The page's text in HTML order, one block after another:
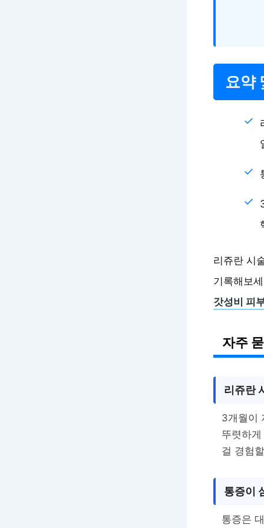
요약
리쥬란 시
기록해보
갓성비 피
자주
리쥬란
3개월이
뚜렷하
걸 경험
통증이
통증은